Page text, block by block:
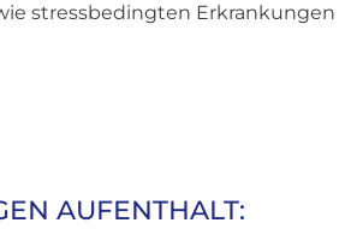
stressbedingten Erkrankungen
AUFENTHALT: